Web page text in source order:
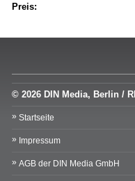
Preis:
© 2026 DIN Media, Berlin /
Startseite
Impressum
AGB der DIN Media GmbH